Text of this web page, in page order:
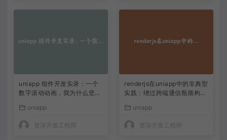
uniapp 组件开发实录：一个
数字滚动动画，我为什么坚决
uniapp
资深开发工程师
renderjs在uniapp中的非典型
实践：绕过跨端通信瓶颈构建
uniapp
资深开发工程师